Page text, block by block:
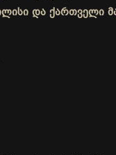
და ქართველი